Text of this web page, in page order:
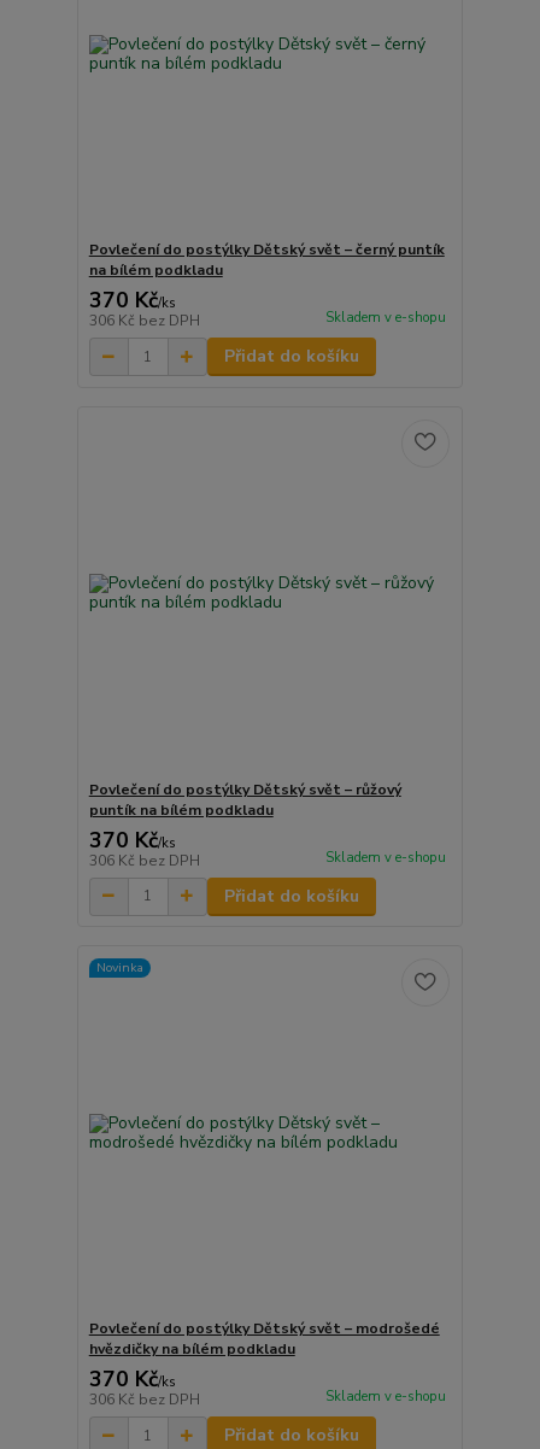
Povlečení do postýlky Dětský svět – černý puntík
na bílém podkladu
370 Kč/ks
306 Kč bez DPH Skladem v e-shopu
Přidat do košíku
Povlečení do postýlky Dětský svět – růžový
puntík na bílém podkladu
370 Kč/ks
306 Kč bez DPH Skladem v e-shopu
Přidat do košíku
Novinka
Povlečení do postýlky Dětský svět – modrošedé
hvězdičky na bílém podkladu
370 Kč/ks
306 Kč bez DPH Skladem v e-shopu
Přidat do košíku